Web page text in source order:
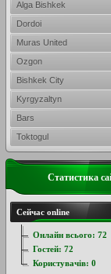
Alga Bishkek
Dordoi
Muras United
Ozgon
Bishkek City
Kyrgyzaltyn
Bars
Toktogul
Статистика
Сейчас online
Онлайн всього: 72
Гостей: 72
Користувачів: 0